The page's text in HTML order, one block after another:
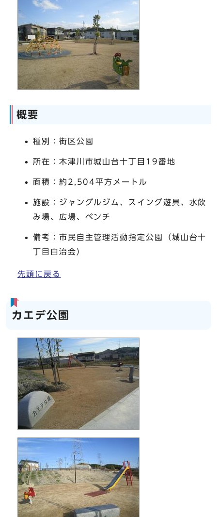
概要
種別：街区公園
所在：木津川市城山台十丁目19番地
面積：約2,504平方メートル
施設：ジャングルジム、スイング遊具、水飲
み場、広場、ベンチ
備考：市民自主管理活動指定公園（城山台十
丁目自治会）
先頭に戻る
カエデ公園